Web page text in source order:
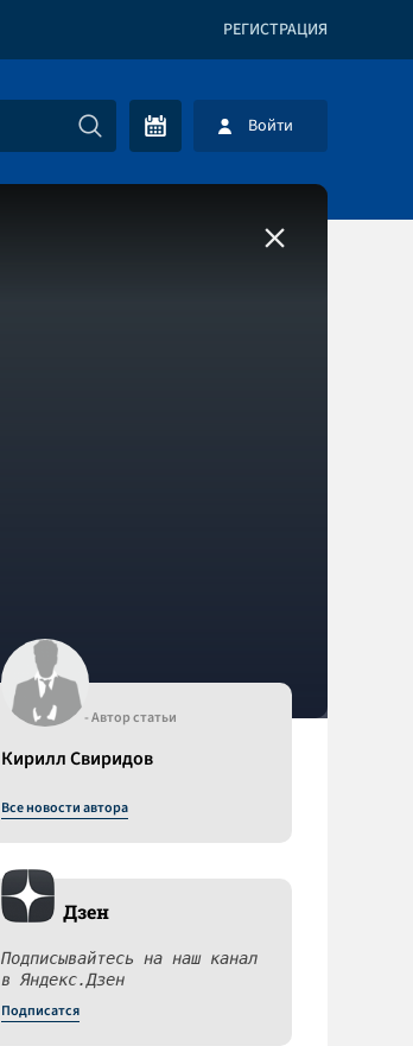
РЕГИСТРАЦИЯ
Войти
- Автор статьи
Кирилл Свиридов
Все новости автора
Дзен
Подписывайтесь на наш канал
в Яндекс.Дзен
Подписатся